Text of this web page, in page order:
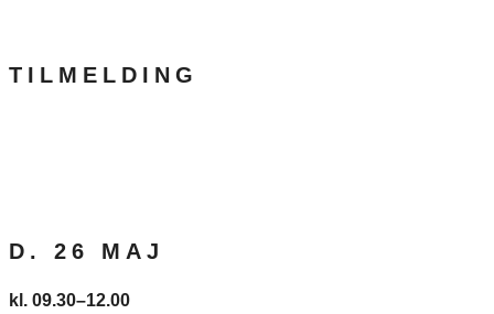
TILMELDING
D. 26 MAJ
kl. 09.30–12.00